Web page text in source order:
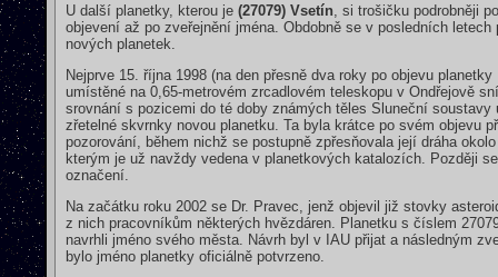
U další planetky, kterou je (27079) Vsetín , si trošičku podrobněji
objevení až po zveřejnění jména. Obdobně se v posledních
nových planetek.
Nejprve 15. října 1998 (na den přesně dva roky po objevu
umístěné na 0,65-metrovém zrcadlovém teleskopu v Ondřejově
srovnání s pozicemi do té doby známých těles Sluneční
zřetelné skvrnky novou planetku. Ta byla krátce po svém objevu
pozorování, během nichž se postupně zpřesňovala její dráha
kterým je už navždy vedena v planetkových katalozích. Později
označení.
Na začátku roku 2002 se Dr. Pravec, jenž objevil již stovky
z nich pracovníkům některých hvězdáren. Planetku s číslem
navrhli jméno svého města. Návrh byl v IAU přijat a následným
bylo jméno planetky oficiálně potvrzeno.